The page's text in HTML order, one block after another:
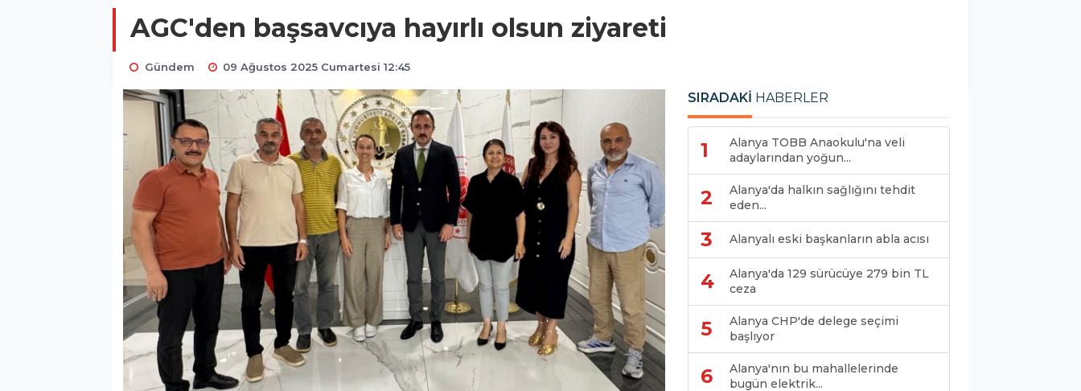
AGC'den başsavcıya hayırlı olsun ziyareti
Gündem 09 Ağustos 2025 Cumartesi 12:45
SIRADAKİ HABERLER
1
Alanya TOBB Anaokulu'na veli
adaylarından yoğun...
2
Alanya'da halkın sağlığını tehdit
eden...
3 Alanyalı eski başkanların abla acısı
4
Alanya'da 129 sürücüye 279 bin TL
ceza
5
Alanya CHP'de delege seçimi
başlıyor
6
Alanya'nın bu mahallelerinde
bugün elektrik...